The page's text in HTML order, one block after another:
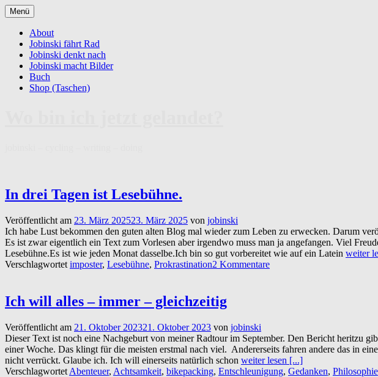
Zum
Inhalt
springen
Menü
About
Jobinski fährt Rad
Jobinski denkt nach
Jobinski macht Bilder
Buch
Shop (Taschen)
In drei Tagen ist Lesebühne.
Veröffentlicht am 23. März 202523. März 2025 von jobinski
Ich habe Lust bekommen den guten alten Blog mal wieder zum Leben zu erwecken. Darum
Es ist zwar eigentlich ein Text zum Vorlesen aber irgendwo muss man ja angefangen. Viel
Lesebühne.Es ist wie jeden Monat dasselbe.Ich bin so gut vorbereitet wie auf ein Latein weiter
Verschlagwortet imposter, Lesebühne, Prokrastination2 Kommentare
Ich will alles – immer – gleichzeitig
Veröffentlicht am 21. Oktober 202321. Oktober 2023 von jobinski
Dieser Text ist noch eine Nachgeburt von meiner Radtour im September. Den Bericht heritzu
einer Woche. Das klingt für die meisten erstmal nach viel. Andererseits fahren andere das in
nicht verrückt. Glaube ich. Ich will einerseits natürlich schon weiter lesen [...]
Verschlagwortet Abenteuer, Achtsamkeit, bikepacking, Entschleunigung, Gedanken, Philosophie